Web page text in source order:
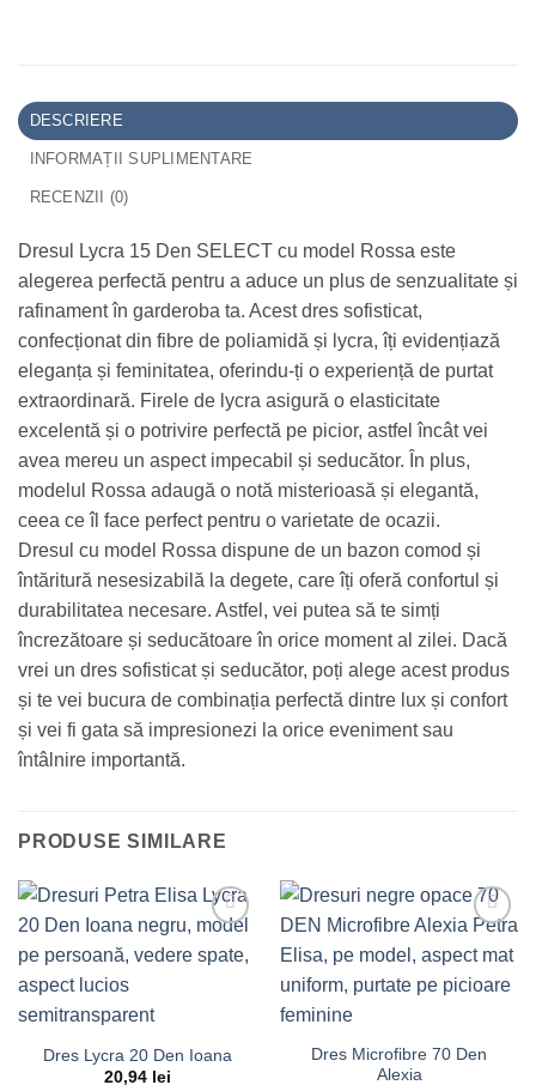
DESCRIERE
INFORMAȚII SUPLIMENTARE
RECENZII (0)
Dresul Lycra 15 Den SELECT cu model Rossa este
alegerea perfectă pentru a aduce un plus de senzualitate și
rafinament în garderoba ta. Acest dres sofisticat,
confecționat din fibre de poliamidă și lycra, îți evidențiază
eleganța și feminitatea, oferindu-ți o experiență de purtat
extraordinară. Firele de lycra asigură o elasticitate
excelentă și o potrivire perfectă pe picior, astfel încât vei
avea mereu un aspect impecabil și seducător. În plus,
modelul Rossa adaugă o notă misterioasă și elegantă,
ceea ce îl face perfect pentru o varietate de ocazii.
Dresul cu model Rossa dispune de un bazon comod și
întăritură nesesizabilă la degete, care îți oferă confortul și
durabilitatea necesare. Astfel, vei putea să te simți
încrezătoare și seducătoare în orice moment al zilei. Dacă
vrei un dres sofisticat și seducător, poți alege acest produs
și te vei bucura de combinația perfectă dintre lux și confort
și vei fi gata să impresionezi la orice eveniment sau
întâlnire importantă.
PRODUSE SIMILARE
Dres Lycra 20 Den Ioana
20,94 lei
Dres Microfibre 70 Den
Alexia